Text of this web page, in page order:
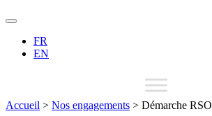
FR
EN
Accueil > Nos engagements > Démarche RSO